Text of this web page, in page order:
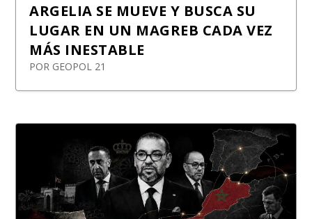
ARGELIA SE MUEVE Y BUSCA SU
LUGAR EN UN MAGREB CADA VEZ
MÁS INESTABLE
POR GEOPOL 21